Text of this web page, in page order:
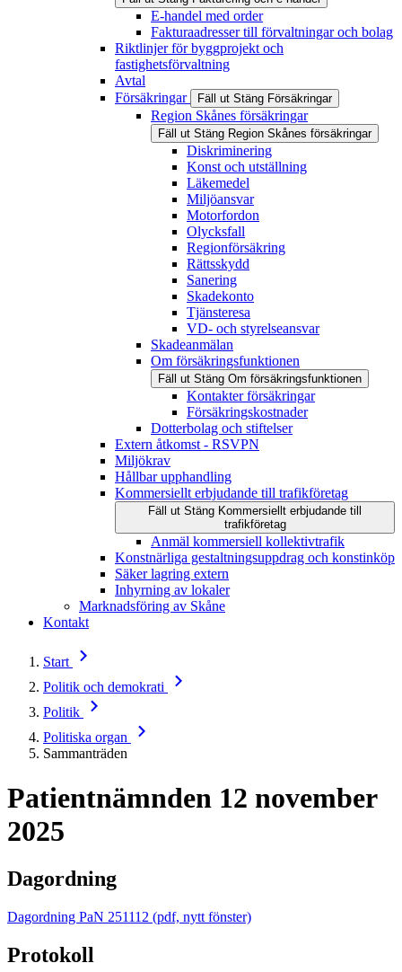
E-handel med order
Fakturaadresser till förvaltningar och bolag
Riktlinjer för byggprojekt och
fastighetsförvaltning
Avtal
Försäkringar
Fäll ut Stäng Försäkringar
Region Skånes försäkringar
Fäll ut Stäng Region Skånes försäkringar
Diskriminering
Konst och utställning
Läkemedel
Miljöansvar
Motorfordon
Olycksfall
Regionförsäkring
Rättsskydd
Sanering
Skadekonto
Tjänsteresa
VD- och styrelseansvar
Skadeanmälan
Om försäkringsfunktionen
Fäll ut Stäng Om försäkringsfunktionen
Kontakter försäkringar
Försäkringskostnader
Dotterbolag och stiftelser
Extern åtkomst - RSVPN
Miljökrav
Hållbar upphandling
Kommersiellt erbjudande till trafikföretag
Fäll ut Stäng Kommersiellt erbjudande till
trafikföretag
Anmäl kommersiell kollektivtrafik
Konstnärliga gestaltningsuppdrag och konstinköp
Säker lagring extern
Inhyrning av lokaler
Marknadsföring av Skåne
Kontakt
Start
Politik och demokrati
Politik
Politiska organ
Sammanträden
Patientnämnden 12 november
2025
Dagordning
Dagordning PaN 251112 (pdf, nytt fönster)
Protokoll